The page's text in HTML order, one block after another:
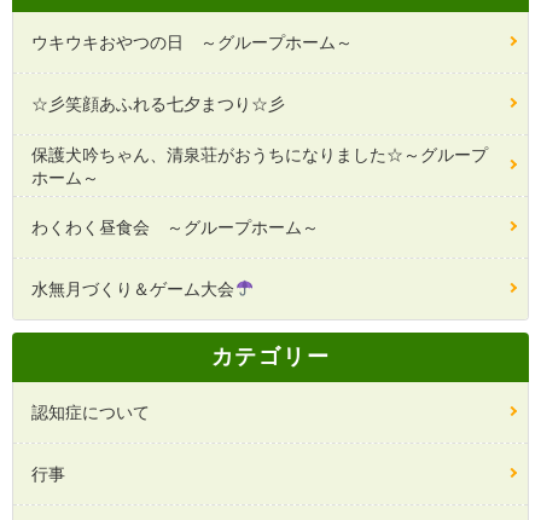
ウキウキおやつの日 ～グループホーム～
☆彡笑顔あふれる七夕まつり☆彡
保護犬吟ちゃん、清泉荘がおうちになりました☆～グループ
ホーム～
わくわく昼食会 ～グループホーム～
水無月づくり＆ゲーム大会
カテゴリー
認知症について
行事